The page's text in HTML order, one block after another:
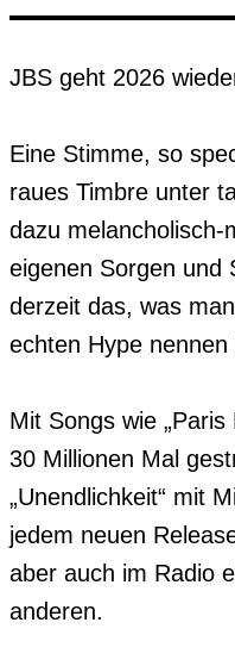
JBS geht 2026
Eine Stimme, so
raues Timbre unter
dazu melancholisch-
eigenen Sorgen und
derzeit das, was
echten Hype nennen
Mit Songs wie
30 Millionen Mal
„Unendlichkeit“ mit
jedem neuen
aber auch im Radio
anderen.